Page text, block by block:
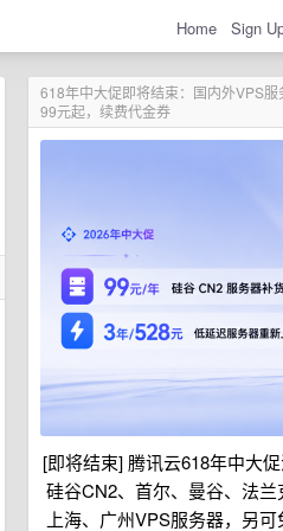
Home Sign
618年中大促即将结束：国内外VPS服
99元起，续费代金券
[即将结束] 腾讯云618年中大促
硅谷CN2、首尔、曼谷、法兰
上海、广州VPS服务器，另